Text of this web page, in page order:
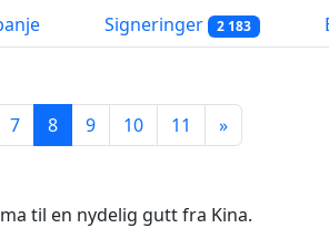
Signeringer 2 183
7 8 9 10 11 »
til en nydelig gutt fra Kina.